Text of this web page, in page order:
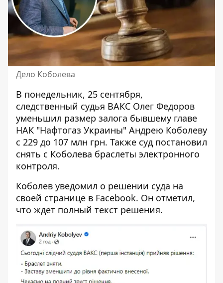
Дело Коболева
В понедельник, 25 сентября,
следственный судья ВАКС Олег Федоров
уменьшил размер залога бывшему главе
НАК "Нафтогаз Украины" Андрею Коболеву
с 229 до 107 млн ​​грн. Также суд постановил
снять с Коболева браслеты электронного
контроля.
Коболев уведомил о решении суда на
своей странице в Facebook. Он отметил,
что ждет полный текст решения.